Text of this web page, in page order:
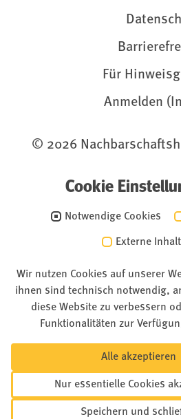
Für
Anmelden
© 2026
Cookie
Notwendige Cookies
Externe
Wir nutzen Cookies auf unserer
ihnen sind technisch notwendig,
diese Website zu verbessern
Funktionalitäten zur
Alle akzeptieren
Nur essentielle Cookies
Speichern und